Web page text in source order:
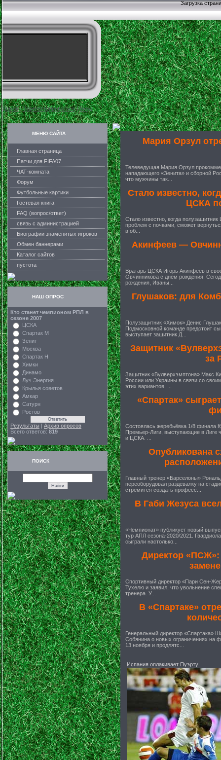
Загрузка
Домой|Зарегестрироваться|Вход
МЕНЮ САЙТА
Главная страница
Патчи для FIFA07
ЧАТ-комната
Форум
Футбольные картики
Гостевая книга
FAQ (вопрос/ответ)
связь с администрацией
Биографии знаменитых игроков
Обмен баннерами
Каталог сайтов
пустота
НАШ ОПРОС
Кто станет чемпионом РПЛ в
сезоне 2007
ЦСКА
Спартак М
Зенит
Москва
Спартак Н
Химки
Динамо
Луч Энергия
Крылья советов
Амкар
Сатурн
Ростов
Результаты | Архив опросов
Всего ответов: 819
ПОИСК
Мария Орзул
Телеведущая Мария Орзул
нападающего «Зенита» и сборной
что мужчины так...
Стало известно,
ЦСКА
Стало известно, когда
проблем с почками, сможет
в об...
Акинфеев —
Вратарь ЦСКА Игорь Акинфеев в
Овчинникова с днём рождения.
рождения, Иваны...
Глушаков: для
Полузащитник «Химок» Денис
Подмосковной команде предстоит
выступает защитник Д...
Защитник
за
Защитник «Вулверхэмптона» Макс
России или Украины в связи со
этих вариантов. ...
«Спартак»
Состоялась жеребьёвка 1/8 финала
Премьер-Лиги, выступающие в Лиге
и ЦСКА. ...
Опубликована
Главный тренер «Барселоны»
переоборудовал раздевалку на
стремится создать професс...
В Габи Жезуса
«Чемпионат» публикует новый
тур АПЛ сезона-2020/2021.
сыграли настолько...
Директор «ПСЖ»:
Спортивный директор «Пари Сен-
Тухелю и заявил, что увольнение
тренера. У...
В «Спартаке»
Генеральный директор «Спартака»
Собянина о новых ограничениях на
13 ноября и продлятс...
Испания оплакивает Пуэрту